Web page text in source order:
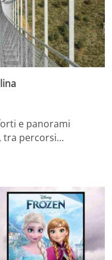
e panorami
tra percorsi…